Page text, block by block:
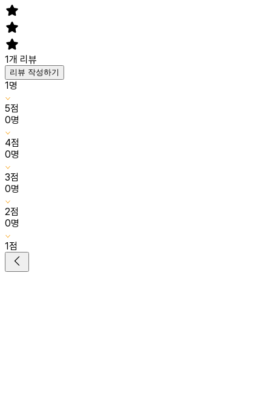
1개 리뷰
리뷰 작성하기
1명
5점
0명
4점
0명
3점
0명
2점
0명
1점